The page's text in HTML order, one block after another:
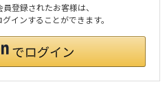
登録されたお客様は、
インすることができます。